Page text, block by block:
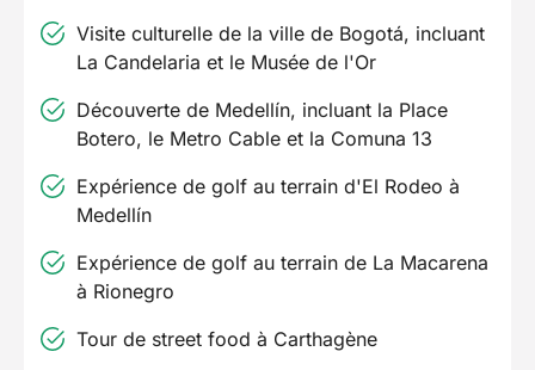
Visite culturelle de la ville de Bogotá, incluant
La Candelaria et le Musée de l'Or
Découverte de Medellín, incluant la Place
Botero, le Metro Cable et la Comuna 13
Expérience de golf au terrain d'El Rodeo à
Medellín
Expérience de golf au terrain de La Macarena
à Rionegro
Tour de street food à Carthagène